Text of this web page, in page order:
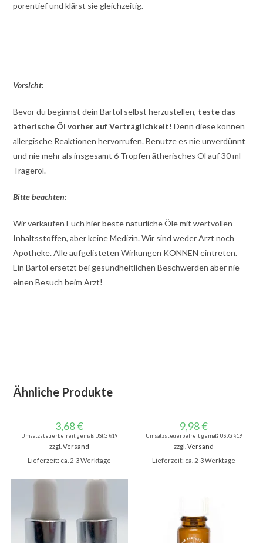
porentief und klärst sie gleichzeitig.
Vorsicht:
Bevor du beginnst dein Bartöl selbst herzustellen, teste das
ätherische Öl vorher auf Verträglichkeit! Denn diese können
allergische Reaktionen hervorrufen. Benutze es nie unverdünnt
und nie mehr als insgesamt 6 Tropfen ätherisches Öl auf 30 ml
Trägeröl.
Bitte beachten:
Wir verkaufen Euch hier beste natürliche Öle mit wertvollen
Inhaltsstoffen, aber keine Medizin. Wir sind weder Arzt noch
Apotheke. Alle aufgelisteten Wirkungen KÖNNEN eintreten.
Ein Bartöl ersetzt bei gesundheitlichen Beschwerden aber nie
einen Besuch beim Arzt!
Ähnliche Produkte
3,68€
Umsatzsteuerbefreit gemäß UStG §19
zzgl.Versand
Lieferzeit: ca. 2-3 Werktage
9,98€
Umsatzsteuerbefreit gemäß UStG §19
zzgl. Versand
Lieferzeit: ca. 2-3 Werktage